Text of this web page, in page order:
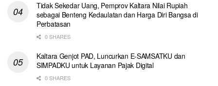
Tidak Sekedar Uang, Pemprov Kaltara Nilai Rupiah
sebagai Benteng Kedaulatan dan Harga Diri Bangsa di
Perbatasan
0 SHARES
Kaltara Genjot PAD, Luncurkan E-SAMSATKU dan
SIMPADKU untuk Layanan Pajak Digital
0 SHARES